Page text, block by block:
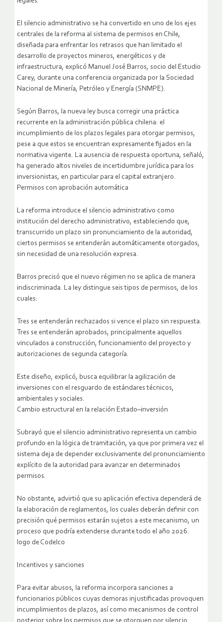
El silencio administrativo se ha convertido en uno de los ejes
centrales de la reforma al sistema de permisos en Chile,
diseñada para enfrentar los retrasos que han limitado el
desarrollo de proyectos mineros, energéticos y de
infraestructura, explicó Manuel José Barros, socio del Estudio
Carey, durante una conferencia organizada por la Sociedad
Nacional de Minería, Petróleo y Energía (SNMPE).
Según Barros, la nueva ley busca corregir una práctica
recurrente en la administración pública chilena: el
incumplimiento de los plazos legales para otorgar permisos,
pese a que estos se encuentran expresamente fijados en la
normativa vigente. La ausencia de respuesta oportuna, señaló,
ha generado altos niveles de incertidumbre jurídica para los
inversionistas, en particular para el capital extranjero.
Permisos con aprobación automática
La reforma introduce el silencio administrativo como
institución del derecho administrativo, estableciendo que,
transcurrido un plazo sin pronunciamiento de la autoridad,
ciertos permisos se entenderán automáticamente otorgados,
sin necesidad de una resolución expresa.
Barros precisó que el nuevo régimen no se aplica de manera
indiscriminada. La ley distingue seis tipos de permisos, de los
cuales:
Tres se entenderán rechazados si vence el plazo sin respuesta.
Tres se entenderán aprobados, principalmente aquellos
vinculados a construcción, funcionamiento del proyecto y
autorizaciones de segunda categoría.
Este diseño, explicó, busca equilibrar la agilización de
inversiones con el resguardo de estándares técnicos,
ambientales y sociales.
Cambio estructural en la relación Estado–inversión
Subrayó que el silencio administrativo representa un cambio
profundo en la lógica de tramitación, ya que por primera vez el
sistema deja de depender exclusivamente del pronunciamiento
explícito de la autoridad para avanzar en determinados
permisos.
No obstante, advirtió que su aplicación efectiva dependerá de
la elaboración de reglamentos, los cuales deberán definir con
precisión qué permisos estarán sujetos a este mecanismo, un
proceso que podría extenderse durante todo el año 2026.
logo de Codelco
Incentivos y sanciones
Para evitar abusos, la reforma incorpora sanciones a
funcionarios públicos cuyas demoras injustificadas provoquen
incumplimientos de plazos, así como mecanismos de control